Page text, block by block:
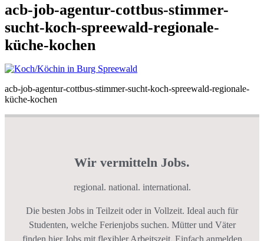
acb-job-agentur-cottbus-stimmer-
sucht-koch-spreewald-regionale-
küche-kochen
acb-job-agentur-cottbus-stimmer-sucht-koch-spreewald-regionale-
küche-kochen
Wir vermitteln Jobs.
regional. national. international.
Die besten Jobs in Teilzeit oder in Vollzeit. Ideal auch für
Studenten, welche Ferienjobs suchen. Mütter und Väter
finden hier Jobs mit flexibler Arbeitszeit. Einfach anmelden